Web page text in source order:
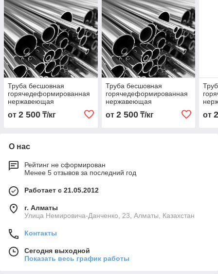
Труба бесшовная
горячедеформированная
нержавеющая
18х3,0х6000 Марка
08Х18Н9
от 2 500 ₸/кг
Труба бесшовная
горячедеформированная
нержавеющая
16х3,0х6000 Марка
08Х18Н9
от 2 500₸/кг от
О нас
Рейтинг не сформирован
Менее 5 отзывов за последний год
Работает с 21.05.2012
г. Алматы
Улица Немировича-Данченко, 23, Алматы, Казахстан
Контакты
Сегодня выходной
Показать весь график работы